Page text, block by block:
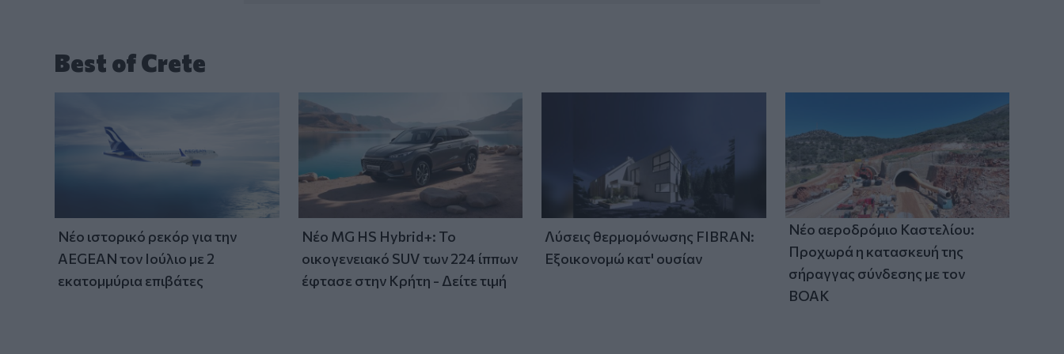
Best of Crete
Νέο ιστορικό ρεκόρ για την
AEGEAN τον Ιούλιο με 2
εκατομμύρια επιβάτες
Νέο MG HS Hybrid+: Το
οικογενειακό SUV των 224 ίππων
έφτασε στην Κρήτη - Δείτε τιμή
Λύσεις θερμομόνωσης FIBRAN:
Εξοικονομώ κατ' ουσίαν
Νέο αεροδρόμιο Καστελίου:
Προχωρά η κατασκευή της
σήραγγας σύνδεσης με τον
ΒΟΑΚ